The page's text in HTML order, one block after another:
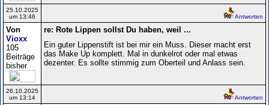
25.10.2025
um 13:46
Antworten
Von
Vioxx
105
Beiträge
bisher
re: Rote Lippen sollst Du haben, weil ...
Ein guter Lippenstift ist bei mir ein Muss. Dieser macht erst
das Make Up komplett. Mal in dunkelrot oder mal etwas
dezenter. Es sollte stimmig zum Oberteil und Anlass sein.
26.10.2025
um 13:14
Antworten